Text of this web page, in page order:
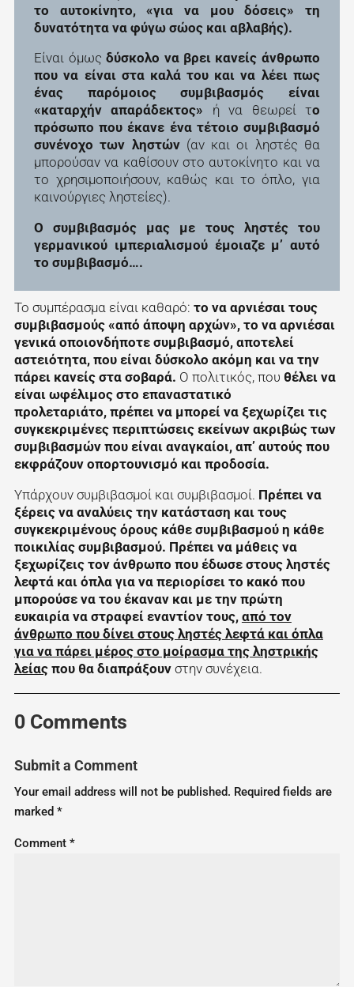
το αυτοκίνητο, «για να μου δόσεις» τη
δυνατότητα να φύγω σώος και αβλαβής).
Είναι όμωςδύσκολο να βρει κανείς άνθρωπο
που να είναι στα καλά του και να λέει πως
ένας παρόμοιος συμβιβασμός είναι
«καταρχήν απαράδεκτος» ή να θεωρεί το
πρόσωπο που έκανε ένα τέτοιο συμβιβασμό
συνένοχο των ληστών(αν και οι ληστές θα
μπορούσαν να καθίσουν στο αυτοκίνητο και να
το χρησιμοποιήσουν, καθώς και το όπλο, για
καινούργιες ληστείες).
Ο συμβιβασμός μας με τους ληστές του
γερμανικού ιμπεριαλισμού έμοιαζε μ’ αυτό
το συμβιβασμό….
Το συμπέρασμα είναι καθαρό: το να αρνιέσαι τους
συμβιβασμούς «από άποψη αρχών», το να αρνιέσαι
γενικά οποιονδήποτε συμβιβασμό, αποτελεί
αστειότητα, που είναι δύσκολο ακόμη και να την
πάρει κανείς στα σοβαρά. Ο πολιτικός, που θέλει να
είναι ωφέλιμος στο επαναστατικό
προλεταριάτο, πρέπει να μπορεί να ξεχωρίζει τις
συγκεκριμένες περιπτώσεις εκείνων ακριβώς των
συμβιβασμών που είναι αναγκαίοι, απ’ αυτούς που
εκφράζουν οπορτουνισμό και προδοσία.
Υπάρχουν συμβιβασμοί και συμβιβασμοί. Πρέπει να
ξέρεις να αναλύεις την κατάσταση και τους
συγκεκριμένους όρους κάθε συμβιβασμού η κάθε
ποικιλίας συμβιβασμού. Πρέπει να μάθεις να
ξεχωρίζεις τον άνθρωπο που έδωσε στους ληστές
λεφτά και όπλα για να περιορίσει το κακό που
μπορούσε να του έκαναν και με την πρώτη
ευκαιρία να στραφεί εναντίον τους, από τον
άνθρωπο που δίνει στους ληστές λεφτά και όπλα
για να πάρει μέρος στο μοίρασμα της ληστρικής
λείας που θα διαπράξουνστην συνέχεια.
0 Comments
Submit a Comment
Your email address will not be published. Required fields are
marked *
Comment *